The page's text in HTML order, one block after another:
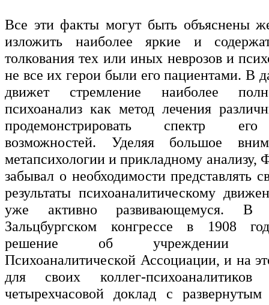
Все эти факты могут быть объяснены
изложить наиболее яркие и
толкования тех или иных неврозов и
не все их герои были его пациентами. В
движет стремление наиболее
психоанализ как метод лечения
продемонстрировать спектр
возможностей. Уделяя большое
метапсихологии и прикладному анализу,
забывал о необходимости представлять
результаты психоаналитическому
уже активно развивающемуся. В
Зальцбургском конгрессе в 1908
решение об учреждении
Психоаналитической Ассоциации, и на
для своих коллег-
четырехчасовой доклад с развернутым